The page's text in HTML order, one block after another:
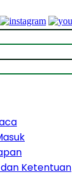
Ketentuan